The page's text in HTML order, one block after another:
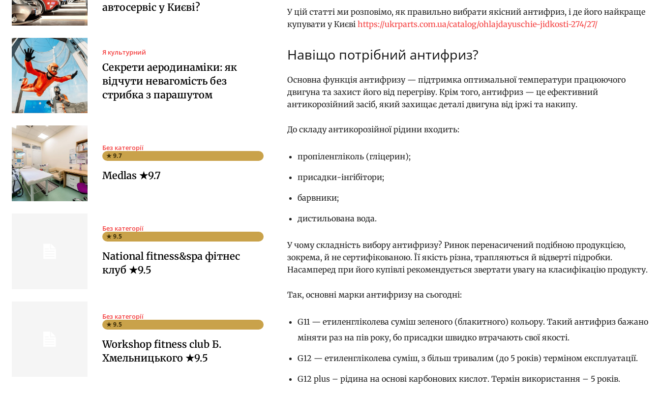
автосервіс у Києві?
Я культурний
Секрети аеродинаміки: як
відчути невагомість без
стрибка з парашутом
Без категорії
★ 9.7
Medlas ★9.7
Без категорії
★ 9.5
National fitness&spa фітнес
клуб ★9.5
Без категорії
★ 9.5
Workshop fitness club Б.
Хмельницького ★9.5
У цій статті ми розповімо, як правильно вибрати якісний антифриз, і де його найкраще
купувати у Києві https://ukrparts.com.ua/catalog/ohlajdayuschie-jidkosti-274/27/
Навіщо потрібний антифриз?
Основна функція антифризу — підтримка оптимальної температури працюючого
двигуна та захист його від перегріву. Крім того, антифриз — це ефективний
антикорозійний засіб, який захищає деталі двигуна від іржі та накипу.
До складу антикорозійної рідини входить:
пропіленгліколь (гліцерин);
присадки-інгібітори;
барвники;
дистильована вода.
У чому складність вибору антифризу? Ринок перенасичений подібною продукцією,
зокрема, й не сертифікованою. Її якість різна, трапляються й відверті підробки.
Насамперед при його купівлі рекомендується звертати увагу на класифікацію продукту.
Так, основні марки антифризу на сьогодні:
G11 — етиленгліколева суміш зеленого (блакитного) кольору. Такий антифриз бажано
міняти раз на пів року, бо присадки швидко втрачають свої якості.
G12 — етиленгліколева суміш, з більш тривалим (до 5 років) терміном експлуатації.
G12 plus – рідина на основі карбонових кислот. Термін використання – 5 років.